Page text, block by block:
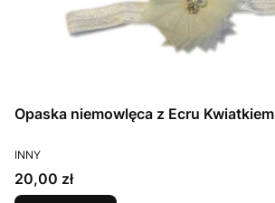
Opaska niemowlęca z Ecru Kwiatkiem
PRODUCENT
INNY
Cena
20,00 zł